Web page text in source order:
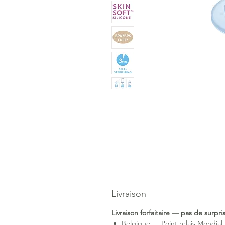
Livraison
Livraison forfaitaire — pas de